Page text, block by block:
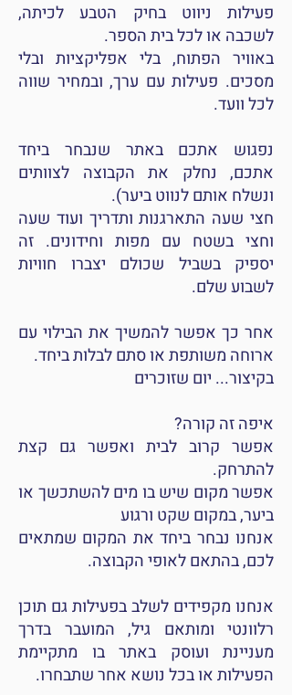
פעילות ניווט בחיק הטבע לכיתה,
לשכבה או לכל בית הספר.
באוויר הפתוח, בלי אפליקציות ובלי
מסכים. פעילות עם ערך, ובמחיר שווה
לכל וועד.
נפגוש אתכם באתר שנבחר ביחד
אתכם, נחלק את הקבוצה לצוותים
ונשלח אותם לנווט ביער).
חצי שעה התארגנות ותדריך ועוד שעה
וחצי בשטח עם מפות וחידונים. זה
יספיק בשביל שכולם יצברו חוויות
לשבוע שלם.
אחר כך אפשר להמשיך את הבילוי עם
ארוחה משותפת או סתם לבלות ביחד.
בקיצור... יום שזוכרים
איפה זה קורה?
אפשר קרוב לבית ואפשר גם קצת
להתרחק.
אפשר מקום שיש בו מים להשתכשך או
ביער, במקום שקט ורגוע
אנחנו נבחר ביחד את המקום שמתאים
לכם, בהתאם לאופי הקבוצה.
אנחנו מקפידים לשלב בפעילות גם תוכן
רלוונטי ומותאם גיל, המועבר בדרך
מעניינת ועוסק באתר בו מתקיימת
הפעילות או בכל נושא אחר שתבחרו.